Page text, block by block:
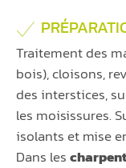
Traitement des
bois), cloisons,
des interstices,
les moisissures.
isolants et mise
Dans les